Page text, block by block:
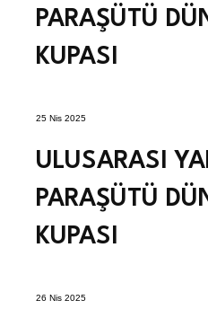
PARAŞÜTÜ
KUPASI
25 Nis 2025
ULUSARASI
PARAŞÜTÜ
KUPASI
26 Nis 2025